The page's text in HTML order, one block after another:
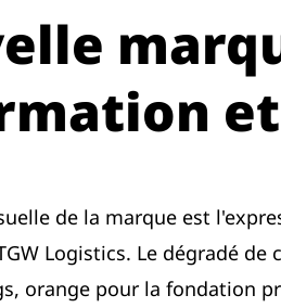
de la marque est
Logistics. Le dégradé de
orange pour la fondation